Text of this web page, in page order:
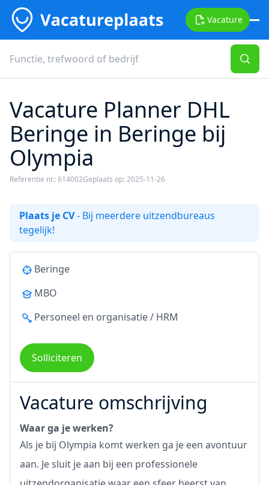
Vacature
Vacature Planner DHL
Beringe in Beringe bij
Olympia
Referentie nr.: 614002Geplaats op: 2025-11-26
Plaats je CV- Bij meerdere uitzendbureaus
tegelijk!
Beringe
MBO
Personeel en organisatie / HRM
Solliciteren
Vacature omschrijving
Waar ga je werken?
Als je bij Olympia komt werken ga je een avontuur
aan. Je sluit je aan bij een professionele